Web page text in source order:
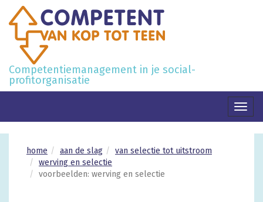
Competentiemanagement in je social-
profitorganisatie
home aan de slag
van selectie tot uitstroom
werving en selectie
voorbeelden: werving en selectie